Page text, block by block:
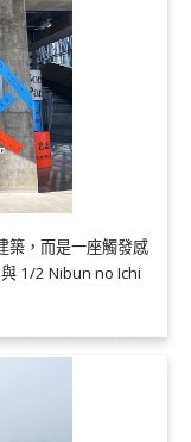
築，而是一座觸發感
1/2 Nibun no Ichi